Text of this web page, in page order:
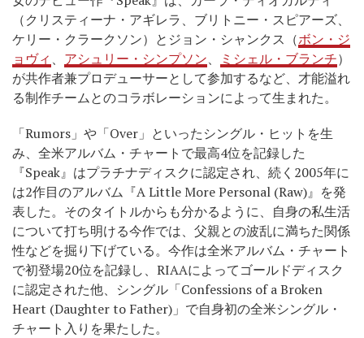
（クリスティーナ・アギレラ、ブリトニー・スピアーズ、
ケリー・クラークソン）とジョン・シャンクス（ボン・ジ
ョヴィ 、 アシュリー・シンプソン、 ミシェル・ブランチ）
が共作者兼プロデューサーとして参加するなど、才能溢れ
る制作チームとのコラボレーションによって生まれた。
「Rumors」や「Over」といったシングル・ヒットを生
み、全米アルバム・チャートで最高4位を記録した
『Speak』はプラチナディスクに認定され、続く2005年に
は2作目のアルバム『A Little More Personal (Raw)』を発
表した。そのタイトルからも分かるように、自身の私生活
について打ち明ける今作では、父親との波乱に満ちた関係
性などを掘り下げている。今作は全米アルバム・チャート
で初登場20位を記録し、RIAAによってゴールドディスク
に認定された他、シングル「Confessions of a Broken
Heart (Daughter to Father)」で自身初の全米シングル・
チャート入りを果たした。